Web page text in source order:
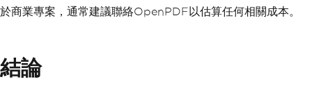
}
finally
{
// Step 5: Close the docum
於商業專案，通常建議聯絡OpenPDF以估算任何相關成本。
結論